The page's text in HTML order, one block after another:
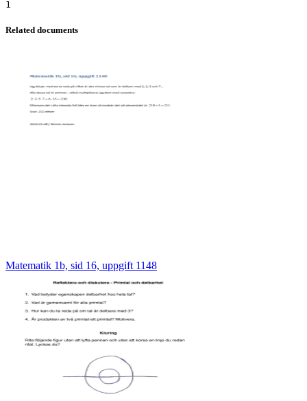
Related documents
Matematik 1b, sid 16, uppgift 1148